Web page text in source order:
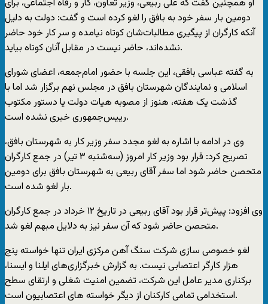
او همچنین گفت که علی ربيعی،‌ وزير تعاون،‌ کار و رفاه اجتماعی،‌ برای
دومين بار سفر خود به بافق را لغو کرده است و گفت:‌ دولت به دليل
آنکه کارگران از پيگيری مطالبات‌شان کوتاه نيامده و سر کار خود حاضر
نشده‌اند، حاضر نيست در مقابل آنان کوتاه بيايد.
به گفته عباسی بافقی، اين جلسه با حضور امام‌جمعه، اعضای شورای
اسلامی و نمايندگان شهرستان بافق در مجلس نهم برگزار شد اما با
گذشت يک هفته، هنوز از مصوبه هيات دولت يا دستور مکتوب
ریيس‌جمهوری خبری نشده است.
وی در ادامه با اشاره به لغو مجدد سفر وزير کار به شهرستان بافق،
تصريح کرد: قرار بود وزير کار امروز (سه‌شنبه ۳ تير) در جمع کارگران
متحصن حاضر شود اما سفر آقای ربيعی به شهرستان بافق برای دومين
بار لغو شده است.
وی افزود: پيش‌تر قرار بود آقای ربيعی در تاريخ ۱۲ خرداد در جمع کارگران
متحصن حاضر شود که آن سفر نيز به دلايل مبهم لغو شد.
لغو خصوصی سازی شرکت سنگ آهن مرکزی ايران تنها خواسته پنج
هزار کارگر اعتصابی نيست. به گزارش خبرگزاری‌های ايلنا و ايسنا،‌
برکناری مدير عامل اين شرکت،‌ تضمين امنيت شغلی و ارتقای سطح
استخدامی تمامی ‌کارکنان از ديگر خواسته های اعتصابيون است.